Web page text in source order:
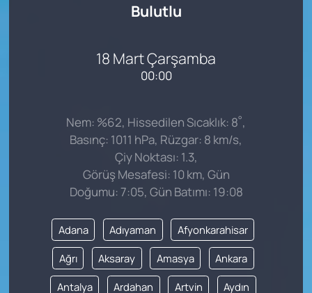
Bulutlu
18 Mart Çarşamba
00:00
Nem: %62, Hissedilen Sıcaklık: 8°,
Basınç: 1011 hPa, Rüzgar: 8 km/s,
Çiy Noktası: 1.3,
Görüş Mesafesi: 10 km, Gün
Doğumu: 7:05, Gün Batımı: 19:08
Adana Adıyaman Afyonkarahisar
Ağrı Aksaray Amasya Ankara
Antalya Ardahan Artvin Aydın